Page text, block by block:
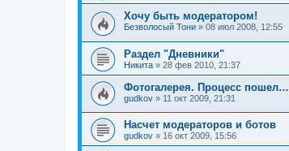
Хочу быть модератором!
Безволосый Тони » 08 июл 2008, 12:55
Раздел "Дневники"
Hикита » 28 фев 2010, 21:37
Фотогалерея. Процесс пошел…
gudkov » 11 окт 2009, 21:31
Насчет модераторов и ботов
gudkov » 16 окт 2009, 15:56